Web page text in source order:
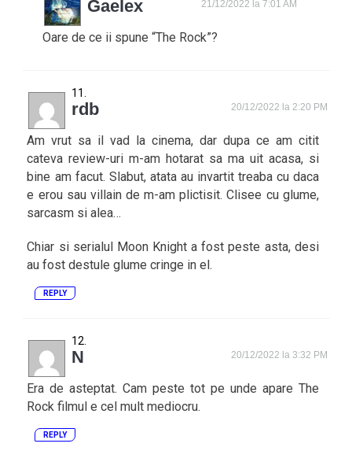
Gaelex 21/12/2022 la 7:01 AM
Oare de ce ii spune “The Rock”?
rdb 20/12/2022 la 2:20 PM
Am vrut sa il vad la cinema, dar dupa ce am citit
cateva review-uri m-am hotarat sa ma uit acasa, si
bine am facut. Slabut, atata au invartit treaba cu daca
e erou sau villain de m-am plictisit. Clisee cu glume,
sarcasm si alea…
Chiar si serialul Moon Knight a fost peste asta, desi
au fost destule glume cringe in el.
REPLY
N 20/12/2022 la 3:32 PM
Era de asteptat. Cam peste tot pe unde apare The
Rock filmul e cel mult mediocru.
REPLY